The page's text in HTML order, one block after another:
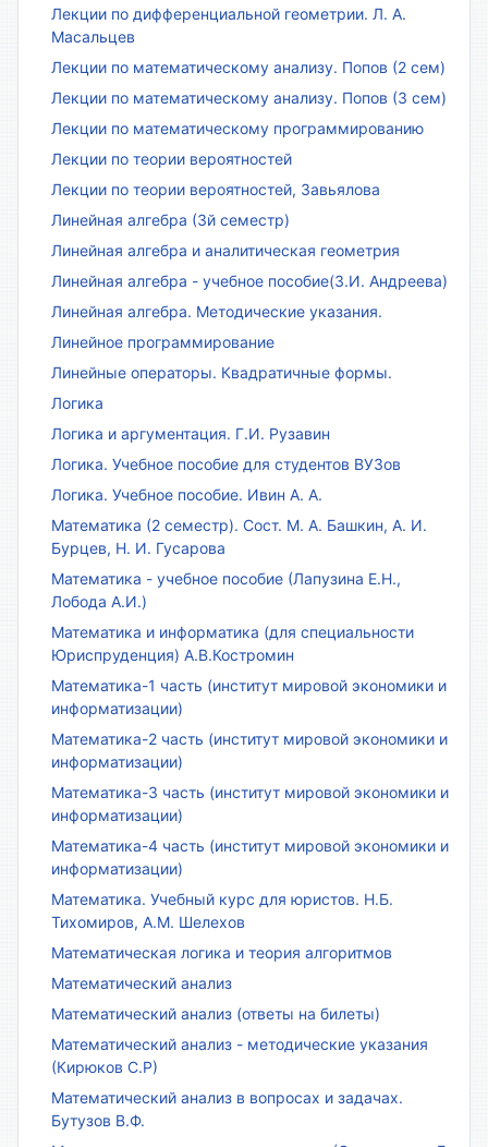
Лекции по дифференциальной геометрии. Л. А.
Масальцев
Лекции по математическому анализу. Попов (2 сем)
Лекции по математическому анализу. Попов (3 сем)
Лекции по математическому программированию
Лекции по теории вероятностей
Лекции по теории вероятностей, Завьялова
Линейная алгебра (3й семестр)
Линейная алгебра и аналитическая геометрия
Линейная алгебра - учебное пособие(З.И. Андреева)
Линейная алгебра. Методические указания.
Линейное программирование
Линейные операторы. Квадратичные формы.
Логика
Логика и аргументация. Г.И. Рузавин
Логика. Учебное пособие для студентов ВУЗов
Логика. Учебное пособие. Ивин А. А.
Математика (2 семестр). Сост. М. А. Башкин, А. И.
Бурцев, Н. И. Гусарова
Математика - учебное пособие (Лапузина Е.Н.,
Лобода А.И.)
Математика и информатика (для специальности
Юриспруденция) А.В.Костромин
Математика-1 часть (институт мировой экономики и
информатизации)
Математика-2 часть (институт мировой экономики и
информатизации)
Математика-3 часть (институт мировой экономики и
информатизации)
Математика-4 часть (институт мировой экономики и
информатизации)
Математика. Учебный курс для юристов. Н.Б.
Тихомиров, А.М. Шелехов
Математическая логика и теория алгоритмов
Математический анализ
Математический анализ (ответы на билеты)
Математический анализ - методические указания
(Кирюков С.Р)
Математический анализ в вопросах и задачах.
Бутузов В.Ф.